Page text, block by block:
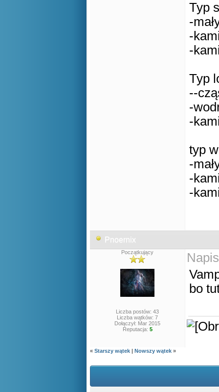
Typ
-
-
-
Typ
--
-
-
typ
-
-
-
Pnoernix
Początkujący
Liczba postów: 43
Liczba wątków: 7
Dołączył: Mar 2015
Reputacja: 5
bo
« Starszy wątek | Nowszy wątek »